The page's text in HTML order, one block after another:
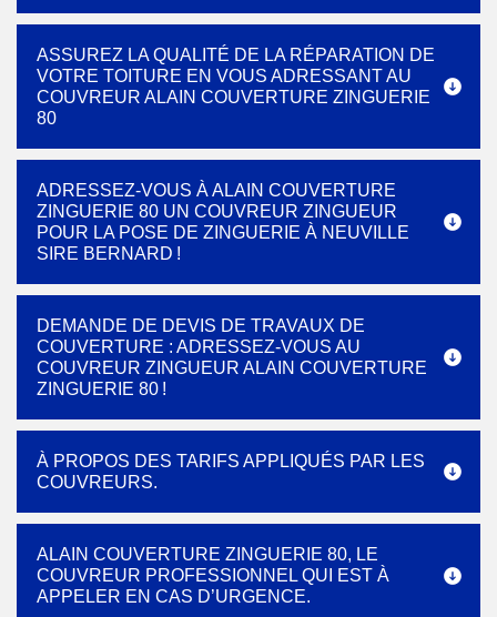
ASSUREZ LA QUALITÉ DE LA RÉPARATION DE
VOTRE TOITURE EN VOUS ADRESSANT AU
COUVREUR ALAIN COUVERTURE ZINGUERIE
80
ADRESSEZ-VOUS À ALAIN COUVERTURE
ZINGUERIE 80 UN COUVREUR ZINGUEUR
POUR LA POSE DE ZINGUERIE À NEUVILLE
SIRE BERNARD !
DEMANDE DE DEVIS DE TRAVAUX DE
COUVERTURE : ADRESSEZ-VOUS AU
COUVREUR ZINGUEUR ALAIN COUVERTURE
ZINGUERIE 80 !
À PROPOS DES TARIFS APPLIQUÉS PAR LES
COUVREURS.
ALAIN COUVERTURE ZINGUERIE 80, LE
COUVREUR PROFESSIONNEL QUI EST À
APPELER EN CAS D’URGENCE.